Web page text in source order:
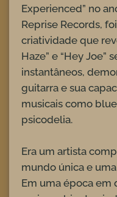
Experienced” no
Reprise Records,
criatividade que
Haze” e “Hey Joe”
instantâneos,
guitarra e sua
musicais como
psicodelia.
Era um artista
mundo única e
Em uma época em